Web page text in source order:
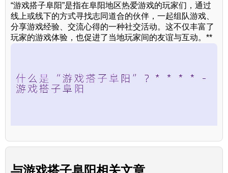
“游戏搭子阜阳”是指在阜阳地区热爱游戏的玩家们，通过
线上或线下的方式寻找志同道合的伙伴，一起组队游戏、
分享游戏经验、交流心得的一种社交活动。这不仅丰富了
玩家的游戏体验，也促进了当地玩家间的友谊与互动。**